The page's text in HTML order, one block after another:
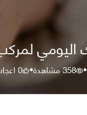
اليومي
•
358مشاهدة•
0